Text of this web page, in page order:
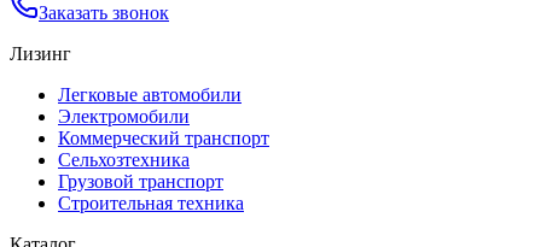
Заказать звонок
Лизинг
Легковые автомобили
Электромобили
Коммерческий транспорт
Сельхозтехника
Грузовой транспорт
Строительная техника